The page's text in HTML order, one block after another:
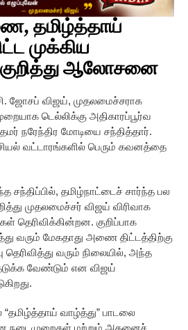
தமிழ்த்தாய்
முக்கிய
ஆலோசனை
ஜோசப் விஜய், முதலமைச்சராக
டெல்லிக்கு அதிகாரப்பூர்வ
நரேந்திர மோடியை சந்தித்தார்.
வட்டாரங்களில் பெரும் கவனத்தை
சந்திப்பில், தமிழ்நாட்டைச் சார்ந்த பல
முதலமைச்சர் விஜய் விரிவாக
தெரிவிக்கின்றன. குறிப்பாக
வரும் மேகதாது அணை திட்டத்திற்கு
தெரிவித்து வரும் நிலையில், அந்த
வேண்டும் என விஜய்
“தமிழ்த்தாய் வாழ்த்து” பாடலை
நடைமுறைகள் மற்றும் அதனைச்